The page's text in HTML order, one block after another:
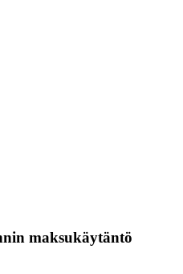
maksukäytäntö